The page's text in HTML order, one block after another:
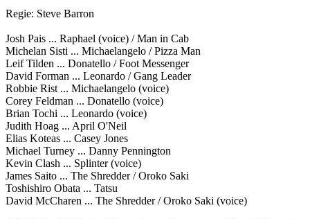
Regie: Steve Barron
Josh Pais ... Raphael (voice) / Man in Cab
Michelan Sisti ... Michaelangelo / Pizza Man
Leif Tilden ... Donatello / Foot Messenger
David Forman ... Leonardo / Gang Leader
Robbie Rist ... Michaelangelo (voice)
Corey Feldman ... Donatello (voice)
Brian Tochi ... Leonardo (voice)
Judith Hoag ... April O'Neil
Elias Koteas ... Casey Jones
Michael Turney ... Danny Pennington
Kevin Clash ... Splinter (voice)
James Saito ... The Shredder / Oroko Saki
Toshishiro Obata ... Tatsu
David McCharen ... The Shredder / Oroko Saki (voice)